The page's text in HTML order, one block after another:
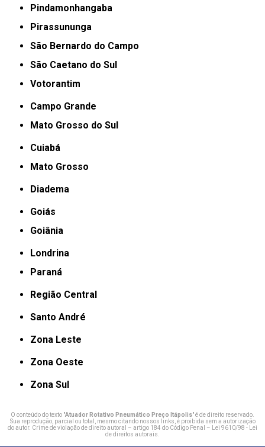
Pindamonhangaba
Pirassununga
São Bernardo do Campo
São Caetano do Sul
Votorantim
Campo Grande
Mato Grosso do Sul
Cuiabá
Mato Grosso
Diadema
Goiás
Goiânia
Londrina
Paraná
Região Central
Santo André
Zona Leste
Zona Oeste
Zona Sul
O conteúdo do texto "Atuador Rotativo Pneumático Preço Itápolis" é de direito reservado.
Sua reprodução, parcial ou total, mesmo citando nossos links, é proibida sem a autorização
do autor. Crime de violação de direito autoral – artigo 184 do Código Penal – Lei 9610/98 - Lei
de direitos autorais.